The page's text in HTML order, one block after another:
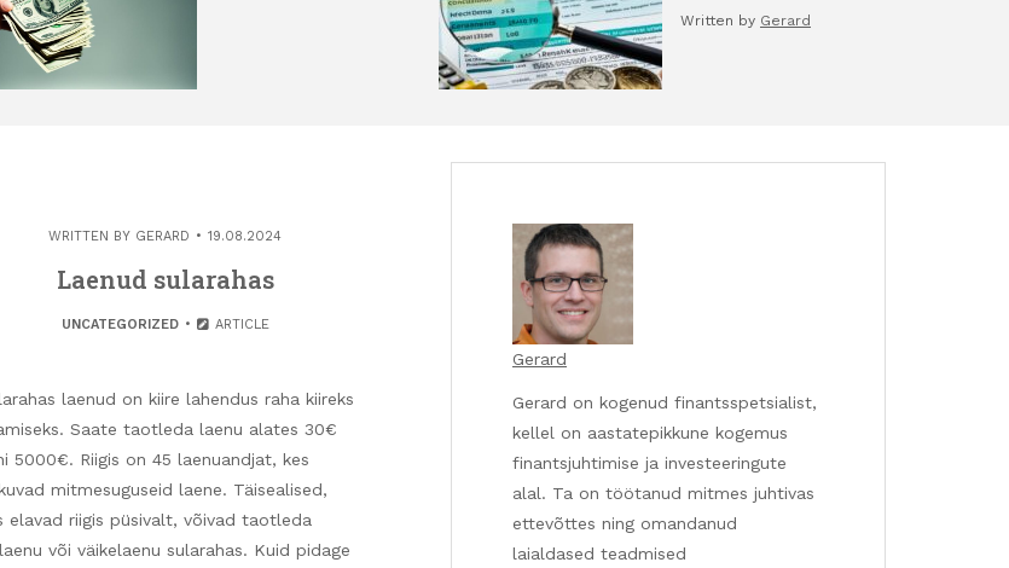
Written by Gerard
WRITTEN BY GERARD 19.08.2024
Laenud sularahas
UNCATEGORIZED ARTICLE
laenud on kiire lahendus raha kiireks
Saate taotleda laenu alates 30€
5000€. Riigis on 45 laenuandjat, kes
mitmesuguseid laene. Täisealised,
elavad riigis püsivalt, võivad taotleda
või väikelaenu sularahas. Kuid pidage
Gerard
Gerard on kogenud finantsspetsialist,
kellel on aastatepikkune kogemus
finantsjuhtimise ja investeeringute
alal. Ta on töötanud mitmes juhtivas
ettevõttes ning omandanud
laialdased teadmised